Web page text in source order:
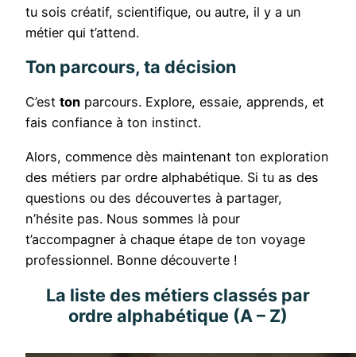
tu sois créatif, scientifique, ou autre, il y a un
métier qui t’attend.
Ton parcours, ta décision
C’est ton parcours. Explore, essaie, apprends, et
fais confiance à ton instinct.
Alors, commence dès maintenant ton exploration
des métiers par ordre alphabétique. Si tu as des
questions ou des découvertes à partager,
n’hésite pas. Nous sommes là pour
t’accompagner à chaque étape de ton voyage
professionnel. Bonne découverte !
La liste des métiers classés par
ordre alphabétique (A – Z)